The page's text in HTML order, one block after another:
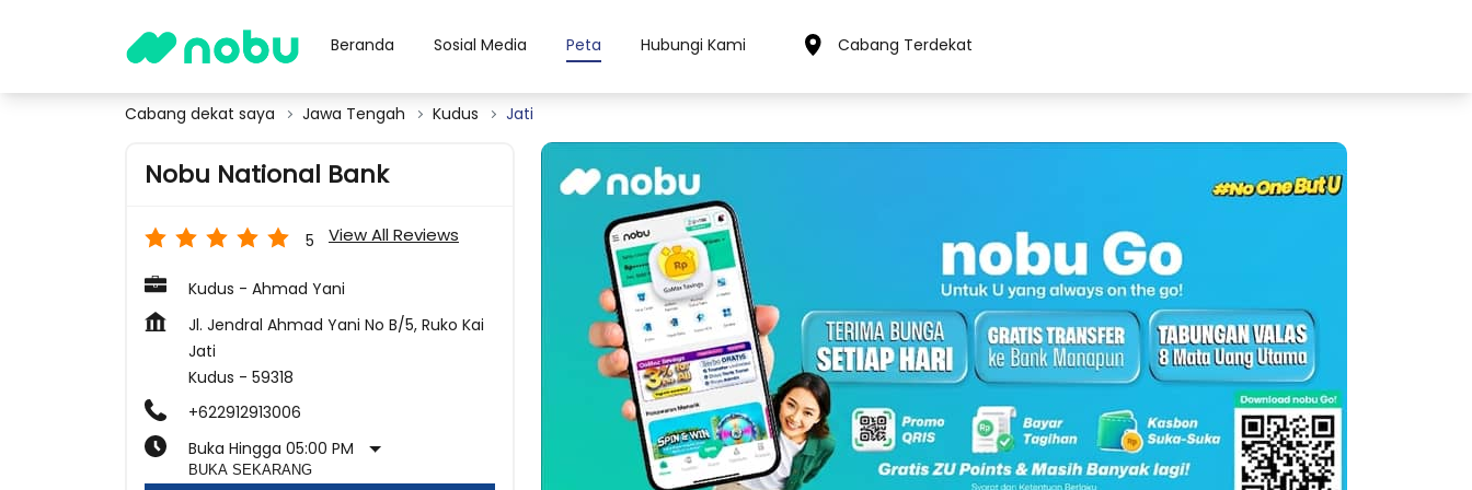
Beranda Sosial Media Peta Hubungi Kami Cabang Terdekat
Cabang dekat saya Jawa Tengah Kudus Jati
Nobu National Bank
5 View All Reviews
Kudus - Ahmad Yani
Jl. Jendral Ahmad Yani No B/5, Ruko Kai
Jati
Kudus - 59318
+622912913006
Buka Hingga 05:00 PM
BUKA SEKARANG